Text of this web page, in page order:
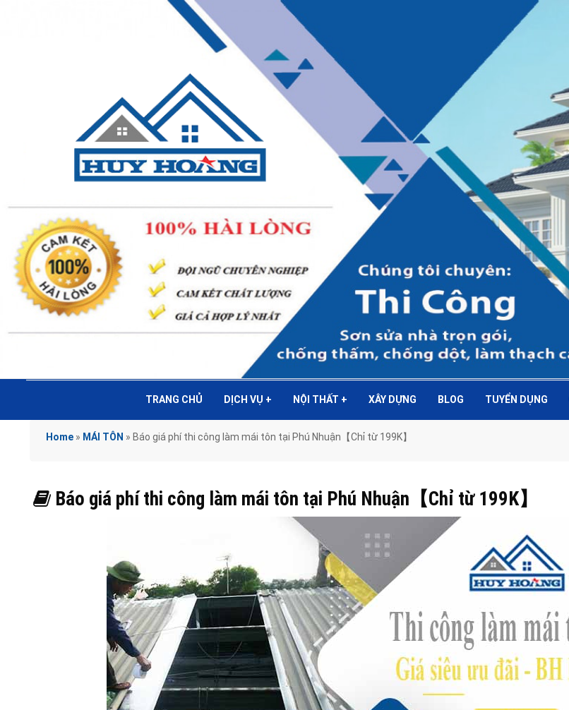
TRANG CHỦ DỊCH VỤ + NỘI THẤT + XÂY DỰNG BLOG TUYỂN DỤNG
Home » MÁI TÔN » Báo giá phí thi công làm mái tôn tại Phú Nhuận【Chỉ từ 199K】
Báo giá phí thi công làm mái tôn tại Phú Nhuận【Chỉ từ 199K】